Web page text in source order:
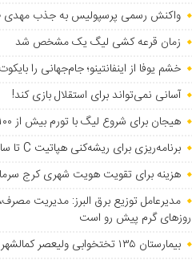
واکنش رسمی پرسپولیس به جذب مهدی
زمان قرعه کشی لیگ یک مشخص شد
خشم یوفا از اینفانتینو؛ جام‌جهانی را
آسانی نمی‌تواند برای استقلال بازی کند!
هیجان برای شروع لیگ با تورم بیش از ۱۰۰درصد!
برنامه‌ریزی برای ریشه‌کنی هپاتیت C تا سال ۲۰۳۰
هزینه برای تقویت هویت شهری کرج
مدیرعامل توزیع برق البرز: مدیریت
روزهای گرم پیش رو است
بیمارستان ۱۳۵ تختخوابی ولیعصر کمالشهر در آستانه بهره‌برداری کامل